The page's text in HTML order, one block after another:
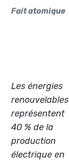
Fait atomique
Les énergies
renouvelables
représentent
40 % de la
production
électrique en